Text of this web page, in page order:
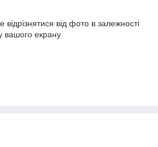
відрізнятися від фото в залежності
вашого екрану